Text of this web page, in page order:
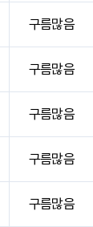
구름많음
구름많음
구름많음
구름많음
구름많음